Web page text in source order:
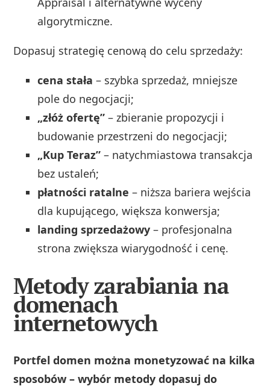
algorytmiczne.
Dopasuj strategię cenową do celu sprzedaży:
cena stała – szybka sprzedaż, mniejsze
pole do negocjacji;
„złóż ofertę” – zbieranie propozycji i
budowanie przestrzeni do negocjacji;
„Kup Teraz” – natychmiastowa transakcja
bez ustaleń;
płatności ratalne – niższa bariera wejścia
dla kupującego, większa konwersja;
landing sprzedażowy – profesjonalna
strona zwiększa wiarygodność i cenę.
Metody zarabiania na
domenach
internetowych
Portfel domen można monetyzować na kilka
sposobów – wybór metody dopasuj do